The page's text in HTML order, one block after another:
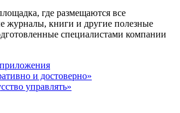
где размещаются все
журналы, книги и другие полезные
специалистами компании
и достоверно»
управлять»